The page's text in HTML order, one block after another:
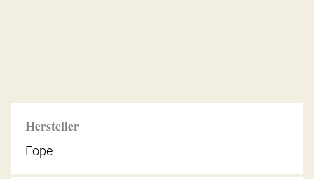
Hersteller
Fope